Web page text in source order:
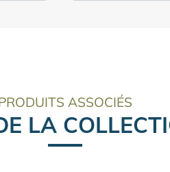
ASSOCIÉS
LA